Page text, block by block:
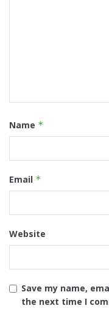
Name *
Email *
Website
Save my name,
the next time I